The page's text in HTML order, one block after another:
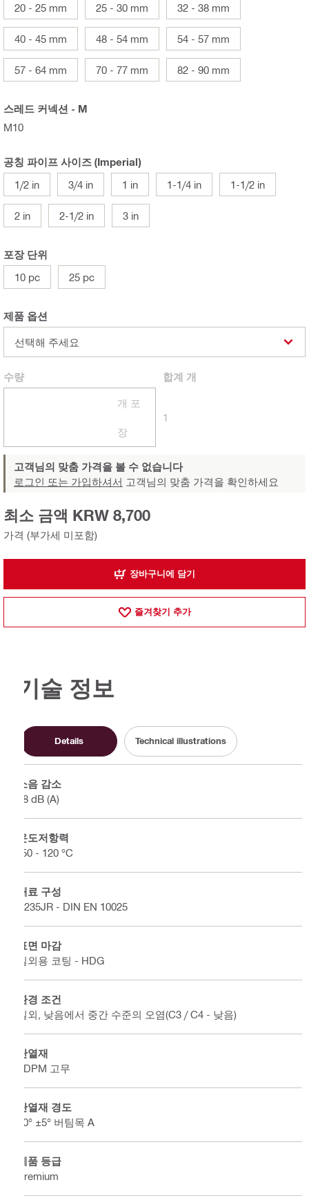
20 - 25 mm
25 - 30 mm 32 - 38 mm
40 - 45 mm 48 - 54 mm 54 - 57 mm
57 - 64 mm 70 - 77 mm 82 - 90 mm
스레드 커넥션 - M
M10
공칭 파이프 사이즈 (Imperial)
1/2 in
3/4 in 1 in 1-1/4 in 1-1/2 in
2 in 2-1/2 in 3 in
포장 단위
10 pc
25 pc
제품 옵션
선택해 주세요
수량
개 포
장
합계 개
1
고객님의 맞춤 가격을 볼 수 없습니다
로그인 또는 가입하셔서 고객님의 맞춤 가격을 확인하세요
가격 (부가세 미포함)
최소 금액 KRW 8,700
장바구니에 담기
즐겨찾기 추가
기술 정보
Details Technical illustrations
소음 감소
18 dB (A)
온도저항력
-50 - 120 °C
재료 구성
S235JR - DIN EN 10025
표면 마감
실외용 코팅 - HDG
환경 조건
실외, 낮음에서 중간 수준의 오염(C3 / C4 - 낮음)
단열재
EDPM 고무
단열재 경도
50° ±5° 버팀목 A
제품 등급
Premium